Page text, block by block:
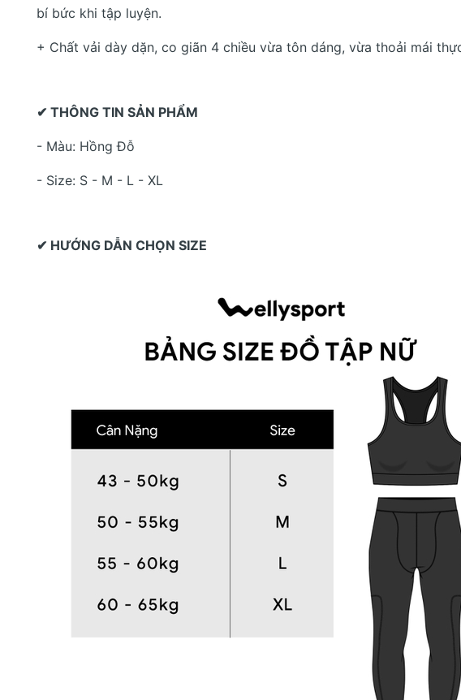
bí bức khi tập luyện.
+ Chất vải dày dặn, co giãn 4 chiều vừa tôn dáng, vừa thoải mái
✔ THÔNG TIN SẢN PHẨM
- Màu: Hồng Đỗ
- Size: S - M - L - XL
✔ HƯỚNG DẪN CHỌN SIZE